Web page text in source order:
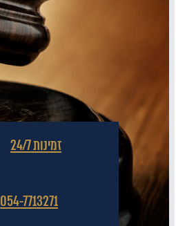
זמינות 24/7
054-7713271